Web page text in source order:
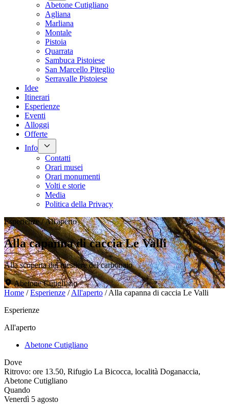
Abetone Cutigliano
Agliana
Marliana
Montale
Pistoia
Quarrata
Sambuca Pistoiese
San Marcello Piteglio
Serravalle Pistoiese
Idee
Itinerari
Esperienze
Eventi
Alloggi
Offerte
Info
Contatti
Orari musei
Orari monumenti
Volti e storie
Media
Politica della Privacy
Esperienze /All'aperto
Alla capanna di caccia Le Valli
Alla scoperta del mestiere del carbonaio
Abetone Cutigliano
Home /Esperienze /All'aperto /Alla capanna di caccia Le Valli
Esperienze
All'aperto
Abetone Cutigliano
Dove
Ritrovo: ore 13.50, Rifugio La Bicocca, località Doganaccia,
Abetone Cutigliano
Quando
Venerdì 5 agosto